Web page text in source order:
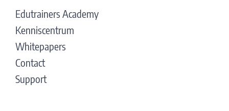
Edutrainers Academy
Kenniscentrum
Whitepapers
Contact
Support